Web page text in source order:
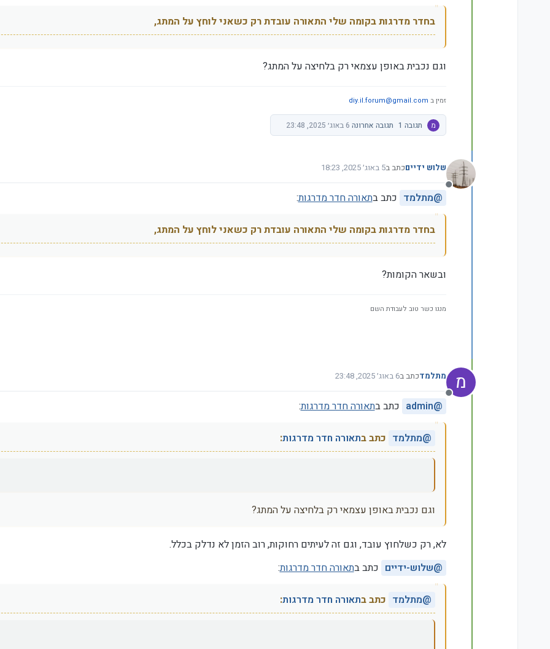
בחדר מדרגות בקומה שלי התאורה עובדת רק כשאני לוחץ על המתג,
וגם נכבית באופן עצמאי רק בלחיצה על המתג?
זמין ב diy.il.forum@gmail.com
מ תגובה 1 תגובה אחרונה 6 באוג׳ 2025, 23:48
מנותק
שלוש ידייםכתב ב5 באוג׳ 2025, 18:23
נערך לאחרונה על ידי
@מתלמד כתב בתאורה חדר מדרגות:
בחדר מדרגות בקומה שלי התאורה עובדת רק כשאני לוחץ על המתג,
ובשאר הקומות?
מנגו כשר טוב לעבודת השם
מ
מנותק
מתלמדכתב ב6 באוג׳ 2025, 23:48
נערך לאחרונה על ידי
@
admin כתב בתאורה חדר מדרגות:
@מתלמד כתב בתאורה חדר מדרגות:
וגם נכבית באופן עצמאי רק בלחיצה על המתג?
לא, רק כשלחוץ עובד, וגם זה לעיתים רחוקות, רוב הזמן לא נדלק בכלל.
@שלוש-ידיים כתב בתאורה חדר מדרגות:
@מתלמד כתב בתאורה חדר מדרגות: